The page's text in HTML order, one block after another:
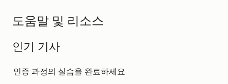
도움말 및 리소스
인기 기사
인증 과정의 실습을 완료하세요